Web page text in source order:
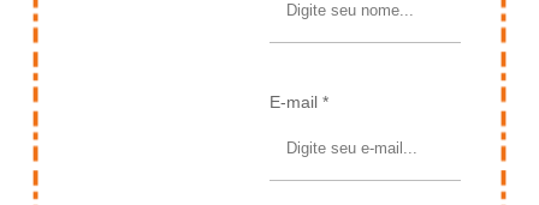
E-mail *